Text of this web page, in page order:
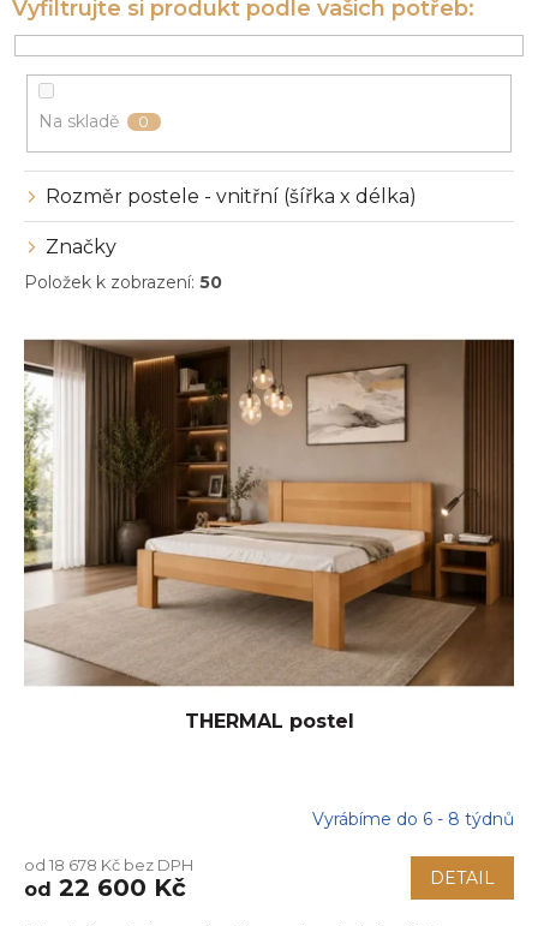
p
r
o
Na skladě 0
Značky
Rozměr postele - vnitřní (šířka x délka)
Položek k zobrazení: 50
p
p
o
d
u
ů
THERMAL postel
produktu
je
Vyrábíme do 6 - 8 týdnů
od 18 678 Kč bez DPH
od 22 600 Kč DETAIL